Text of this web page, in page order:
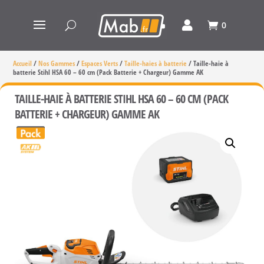
0
Accueil/Nos Gammes/Espaces Verts/Taille-haies à batterie /Taille-haie à
batterie Stihl HSA 60 – 60 cm (Pack Batterie + Chargeur) Gamme AK
TAILLE-HAIE À BATTERIE STIHL HSA 60 – 60 CM (PACK
BATTERIE + CHARGEUR) GAMME AK